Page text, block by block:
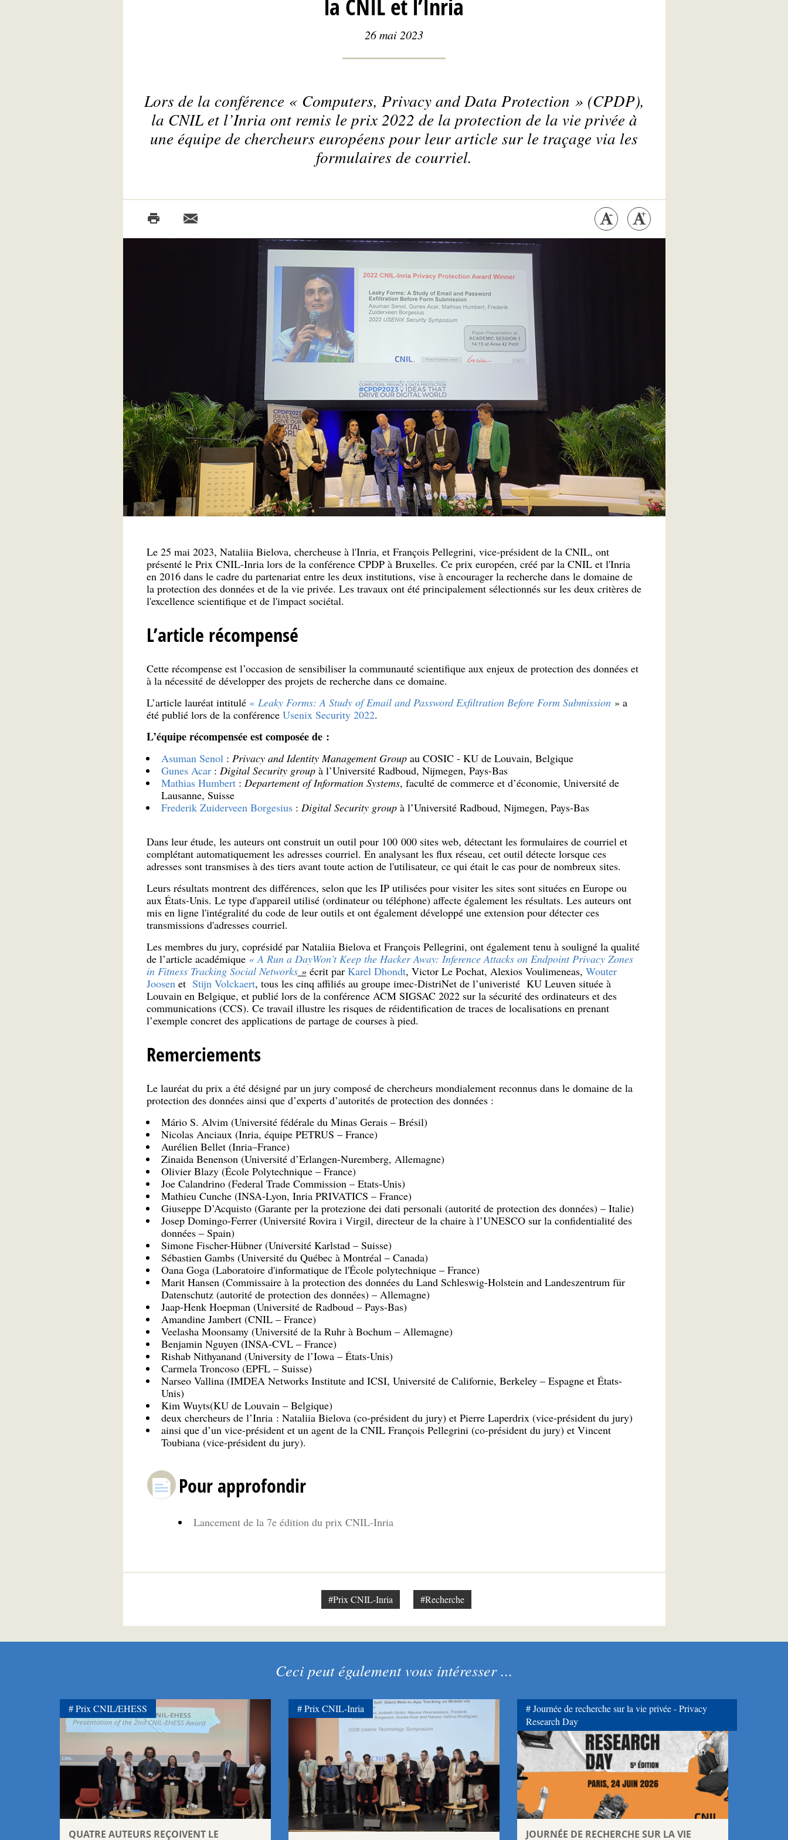
la CNIL et l’Inria
26 mai 2023
Lors de la conférence « Computers, Privacy and Data Protection » (CPDP),
la CNIL et l’Inria ont remis le prix 2022 de la protection de la vie privée à
une équipe de chercheurs européens pour leur article sur le traçage via les
formulaires de courriel.
Le 25 mai 2023, Nataliia Bielova, chercheuse à l'Inria, et François Pellegrini, vice-président de la CNIL, ont
présenté le Prix CNIL-Inria lors de la conférence CPDP à Bruxelles. Ce prix européen, créé par la CNIL et l'Inria
en 2016 dans le cadre du partenariat entre les deux institutions, vise à encourager la recherche dans le domaine de
la protection des données et de la vie privée. Les travaux ont été principalement sélectionnés sur les deux critères de
l'excellence scientifique et de l'impact sociétal.
L’article récompensé
Cette récompense est l’occasion de sensibiliser la communauté scientifique aux enjeux de protection des données et
à la nécessité de développer des projets de recherche dans ce domaine.
L’article lauréat intitulé « Leaky Forms: A Study of Email and Password Exfiltration Before Form Submission» a
été publié lors de la conférence Usenix Security 2022.
L’équipe récompensée est composée de :
Asuman Senol : Privacy and Identity Management Groupau COSIC - KU de Louvain, Belgique
Gunes Acar: Digital Security groupà l’Université Radboud, Nijmegen, Pays-Bas
Mathias Humbert: Departement of Information Systems, faculté de commerce et d’économie, Université de
Lausanne, Suisse
Frederik Zuiderveen Borgesius: Digital Security groupà l’Université Radboud, Nijmegen, Pays-Bas
Dans leur étude, les auteurs ont construit un outil pour 100 000 sites web, détectant les formulaires de courriel et
complétant automatiquement les adresses courriel. En analysant les flux réseau, cet outil détecte lorsque ces
adresses sont transmises à des tiers avant toute action de l'utilisateur, ce qui était le cas pour de nombreux sites.
Leurs résultats montrent des différences, selon que les IP utilisées pour visiter les sites sont situées en Europe ou
aux États-Unis. Le type d'appareil utilisé (ordinateur ou téléphone) affecte également les résultats. Les auteurs ont
mis en ligne l'intégralité du code de leur outils et ont également développé une extension pour détecter ces
transmissions d'adresses courriel.
Les membres du jury, coprésidé par Nataliia Bielova et François Pellegrini, ont également tenu à souligné la qualité
de l’article académique « A Run a DayWon’t Keep the Hacker Away: Inference Attacks on Endpoint Privacy Zones
in Fitness Tracking Social Networks»écrit par Karel Dhondt, Victor Le Pochat, Alexios Voulimeneas, Wouter
Joosen et Stijn Volckaert, tous les cinq affiliés au groupe imec-DistriNet de l’univeristé KU Leuven située à
Louvain en Belgique, et publié lors de la conférence ACM SIGSAC 2022 sur la sécurité des ordinateurs et des
communications (CCS). Ce travail illustre les risques de réidentification de traces de localisations en prenant
l’exemple concret des applications de partage de courses à pied.
Remerciements
Le lauréat du prix a été désigné par un jury composé de chercheurs mondialement reconnus dans le domaine de la
protection des données ainsi que d’experts d’autorités de protection des données :
Mário S. Alvim (Université fédérale du Minas Gerais – Brésil)
Nicolas Anciaux (Inria, équipe PETRUS – France)
Aurélien Bellet (Inria–France)
Zinaida Benenson (Université d’Erlangen-Nuremberg, Allemagne)
Olivier Blazy (École Polytechnique – France)
Joe Calandrino (Federal Trade Commission – Etats-Unis)
Mathieu Cunche (INSA-Lyon, Inria PRIVATICS – France)
Giuseppe D’Acquisto (Garante per la protezione dei dati personali (autorité de protection des données) – Italie)
Josep Domingo-Ferrer (Université Rovira i Virgil, directeur de la chaire à l’UNESCO sur la confidentialité des
données – Spain)
Simone Fischer-Hübner (Université Karlstad – Suisse)
Sébastien Gambs (Université du Québec à Montréal – Canada)
Oana Goga (Laboratoire d'informatique de l'École polytechnique – France)
Marit Hansen (Commissaire à la protection des données du Land Schleswig-Holstein and Landeszentrum für
Datenschutz (autorité de protection des données) – Allemagne)
Jaap-Henk Hoepman (Université de Radboud – Pays-Bas)
Amandine Jambert (CNIL – France)
Veelasha Moonsamy (Université de la Ruhr à Bochum – Allemagne)
Benjamin Nguyen (INSA-CVL – France)
Rishab Nithyanand (University de l’Iowa – États-Unis)
Carmela Troncoso (EPFL – Suisse)
Narseo Vallina (IMDEA Networks Institute and ICSI, Université de Californie, Berkeley – Espagne et États-
Unis)
Kim Wuyts(KU de Louvain – Belgique)
deux chercheurs de l’Inria : Nataliia Bielova (co-président du jury) et Pierre Laperdrix (vice-président du jury)
ainsi que d’un vice-président et un agent de la CNIL François Pellegrini (co-président du jury) et Vincent
Toubiana (vice-président du jury).
Pour approfondir
Lancement de la 7e édition du prix CNIL-Inria
#Prix CNIL-Inria #Recherche
Ceci peut également vous intéresser ...
QUATRE AUTEURS REÇOIVENT LE
Prix CNIL/EHESS Prix CNIL-Inria
JOURNÉE DE RECHERCHE SUR LA VIE
Journée de recherche sur la vie privée - Privacy
Research Day